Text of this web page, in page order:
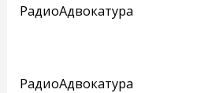
РадиоАдвокатура
РадиоАдвокатура